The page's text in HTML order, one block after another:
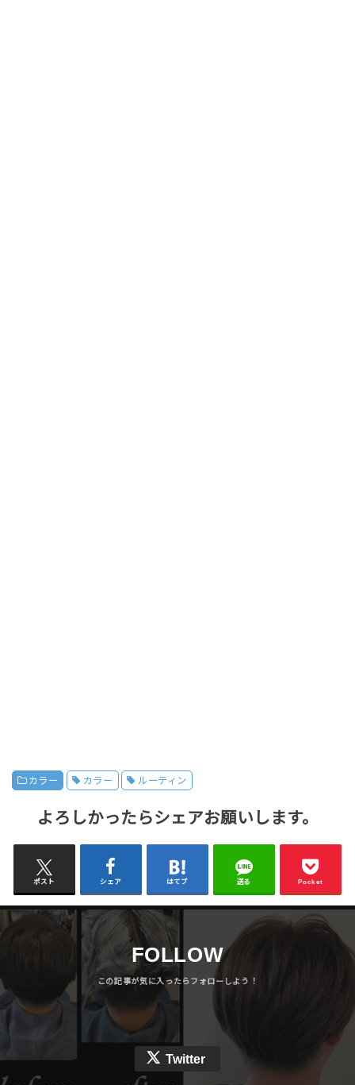
カラー カラー ルーティン
よろしかったらシェアお願いします。
ポスト シェア はてブ 送る Pocket
FOLLOW
Twitter